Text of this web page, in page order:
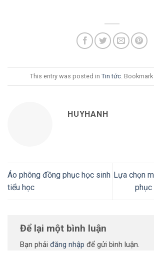
This entry was posted in Tin tức.
HUYHANH
Áo phông đồng phục học sinh
tiểu học
Lựa chọn
Để lại một bình luận
Bạn phải đăng nhập để gửi bình luận.